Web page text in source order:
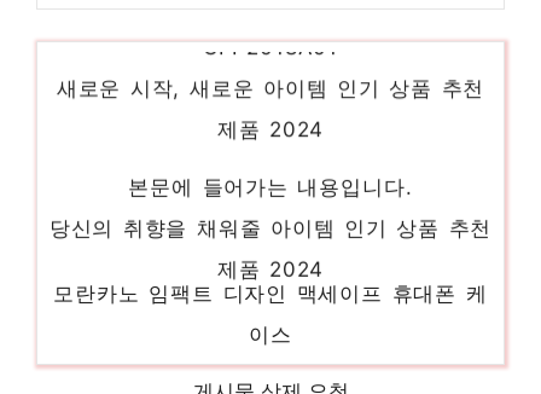
새로운 시작, 새로운 아이템 인기 상품 추천
제품 2024
당신의 취향을 채워줄 아이템 인기 상품 추천
제품 2024
모란카노 임팩트 디자인 맥세이프 휴대폰 케
이스
당신의 취향을 채워줄 아이템 인기 상품 추천
제품 2024